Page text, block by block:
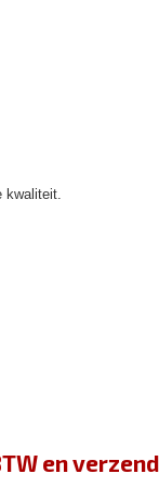
kwaliteit.
en